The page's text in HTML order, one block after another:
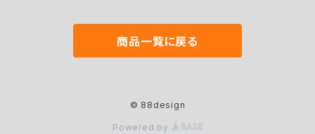
商品一覧に戻る
© 88design
Powered by